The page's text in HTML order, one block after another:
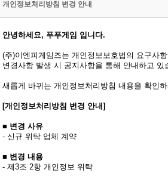
개인정보처리방침 변경 안내
안녕하세요, 푸푸게임 입니다.
(주)이엔피게임즈는 개인정보보호법의 요구사
변경사항 발생 시 공지사항을 통해 안내하고 있
새롭게 바뀌는 개인정보처리방침 내용을 확인
[개인정보처리방침 변경 안내]
■ 변경 사유
- 신규 위탁 업체 계약
■ 변경 내용
- 제3조 2항 개인정보 위탁